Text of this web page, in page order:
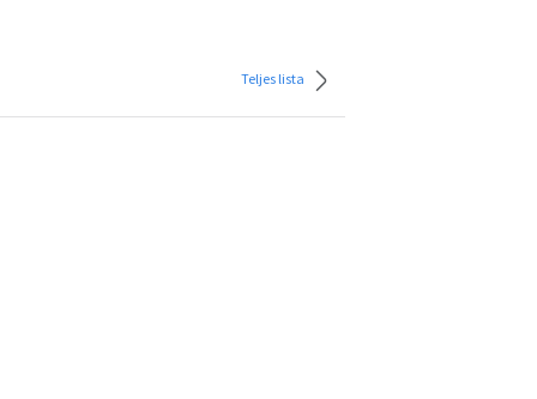
Teljes lista